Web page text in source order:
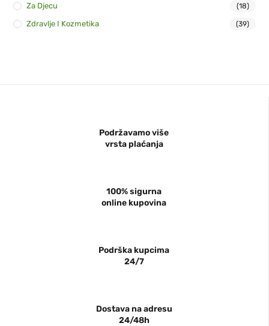
Za Djecu (18)
Zdravlje I Kozmetika (39)
Podržavamo više
vrsta plaćanja
100% sigurna
online kupovina
Podrška kupcima
24/7
Dostava na adresu
24/48h